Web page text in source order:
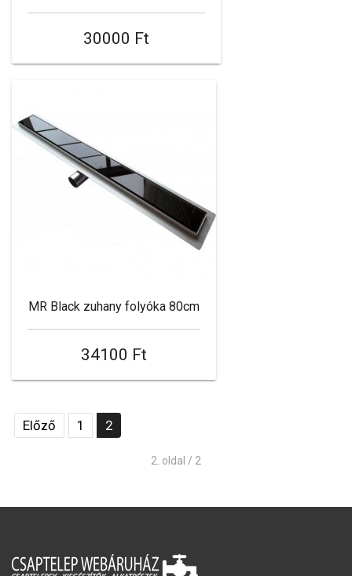
30000 Ft
MR Black zuhany folyóka 80cm
34100 Ft
Előző 1 2
2. oldal / 2